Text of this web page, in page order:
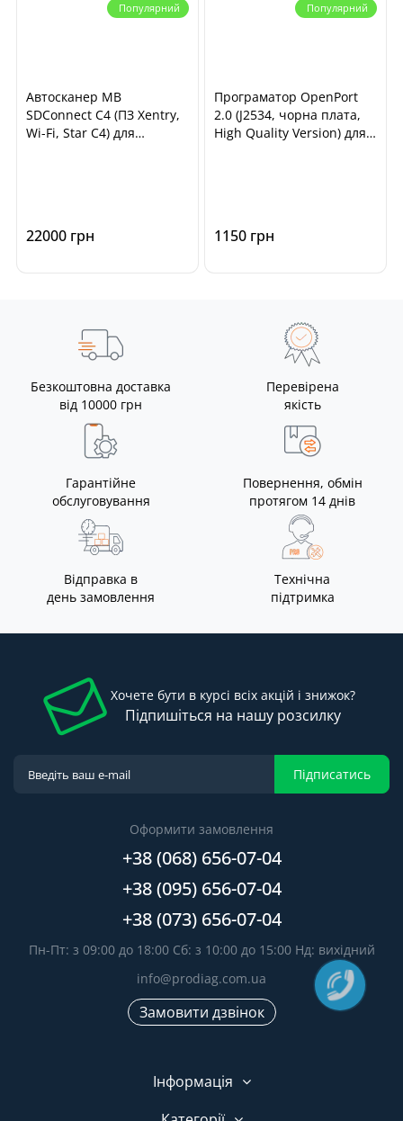
Популярний
Автосканер MB
SDConnect C4 (ПЗ Xentry,
Wi-Fi, Star C4) для
22000 грн
Популярний
Програматор OpenPort
2.0 (J2534, чорна плата,
High Quality Version) для
1150 грн
Безкоштовна доставка
від 10000 грн
Перевірена
якість
Гарантійне
обслуговування
Повернення, обмін
протягом 14 днів
Відправка в
день замовлення
Технічна
підтримка
Хочете бути в курсі всіх акцій і знижок?
Підпишіться на нашу розсилку
Підписатись
Оформити замовлення
+38 (068) 656-07-04
+38 (095) 656-07-04
+38 (073) 656-07-04
Пн-Пт: з 09:00 до 18:00 Сб: з 10:00 до 15:00 Нд: вихідний
info@prodiag.com.ua
Замовити дзвінок
Інформація